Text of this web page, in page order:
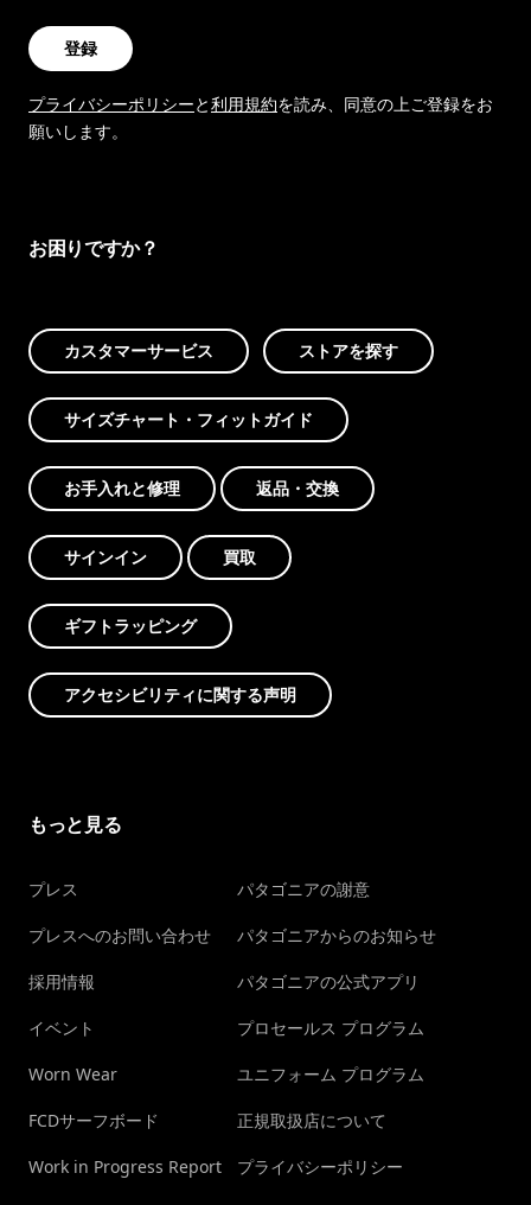
登録
プライバシーポリシーと利用規約を読み、同意の上ご登録をお
願いします。
お困りですか？
カスタマーサービス ストアを探す
サイズチャート・フィットガイド
お手入れと修理 返品・交換
サインイン 買取
ギフトラッピング
アクセシビリティに関する声明
もっと見る
プレス
プレスへのお問い合わせ
採用情報
イベント
Worn Wear
FCDサーフボード
Work in Progress Report
パタゴニアの謝意
パタゴニアからのお知らせ
パタゴニアの公式アプリ
プロセールス プログラム
ユニフォーム プログラム
正規取扱店について
プライバシーポリシー